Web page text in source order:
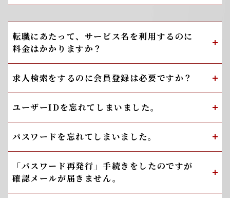
転職にあたって、サービス名を利用するのに
料金はかかりますか？
求人検索をするのに会員登録は必要ですか？
ユーザーIDを忘れてしまいました。
パスワードを忘れてしまいました。
「パスワード再発行」手続きをしたのですが
確認メールが届きません。